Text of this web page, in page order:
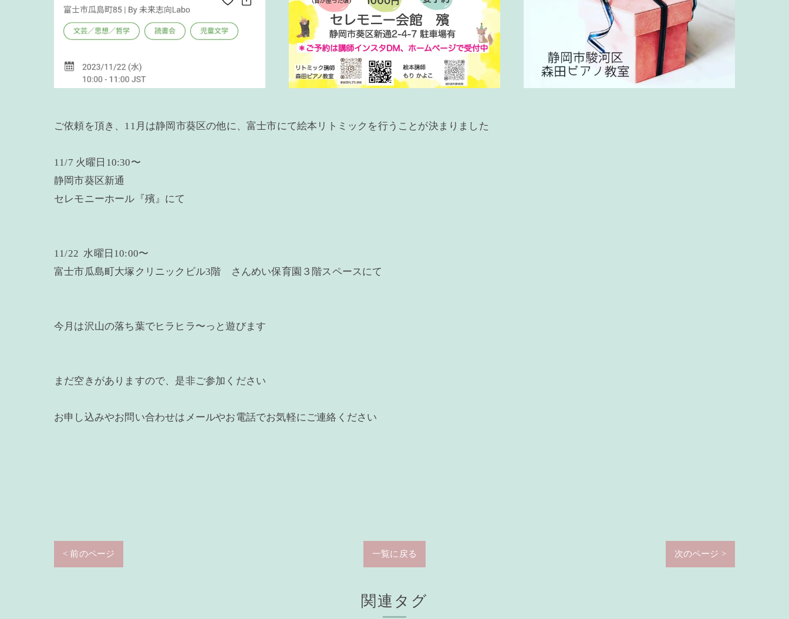
ご依頼を頂き、11月は静岡市葵区の他に、富士市にて絵本リトミックを行うことが決まりました
11/7 火曜日10:30〜
静岡市葵区新通
セレモニーホール『殯』にて
11/22 水曜日10:00〜
富士市瓜島町大塚クリニックビル3階 さんめい保育園３階スペースにて
今月は沢山の落ち葉でヒラヒラ〜っと遊びます
まだ空きがありますので、是非ご参加ください
お申し込みやお問い合わせはメールやお電話でお気軽にご連絡ください
< 前のページ 一覧に戻る 次のページ >
関連タグ